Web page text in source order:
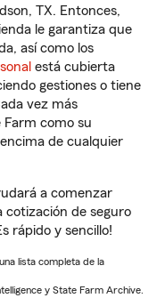
TX. Entonces,
le garantiza que
así como los
está cubierta
gestiones o tiene
vez más
Farm como su
de cualquier
a comenzar
cotización de seguro
rápido y sencillo!
lista completa de la
y State Farm Archive.